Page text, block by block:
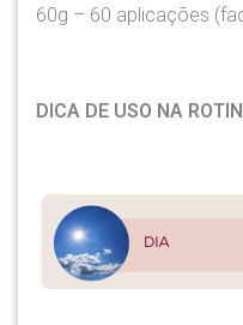
60g – 60 aplicações
DICA DE USO NA